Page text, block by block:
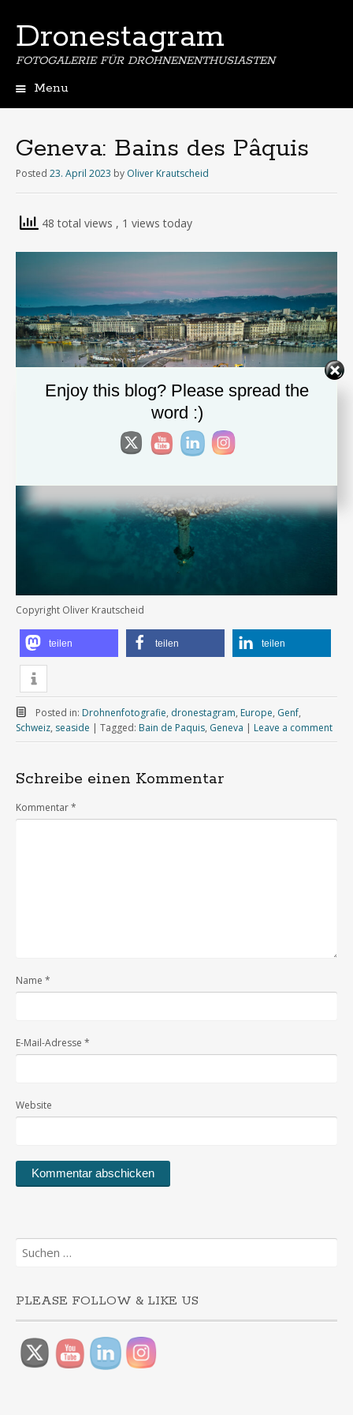
Dronestagram
FOTOGALERIE FÜR DROHNENENTHUSIASTEN
Menu
Geneva: Bains des Pâquis
Posted 23. April 2023 by Oliver Krautscheid
48 total views , 1 views today
Copyright Oliver Krautscheid
teilen teilen teilen
Posted in: Drohnenfotografie, dronestagram, Europe, Genf,
Schweiz, seaside | Tagged: Bain de Paquis, Geneva | Leave a comment
Schreibe einen Kommentar
Kommentar*
Name *
E-Mail-Adresse *
Website
Suchen
nach:
PLEASE FOLLOW & LIKE US
Enjoy this blog? Please spread the
word :)